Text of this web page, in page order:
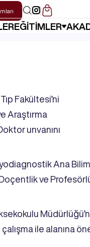
Uzaktan Eğitim Sertifika
EĞİTİMLER
Fakültesi’ni
Araştırma
unvanını
Ana Bilim
Doçentlik ve
ile alanına